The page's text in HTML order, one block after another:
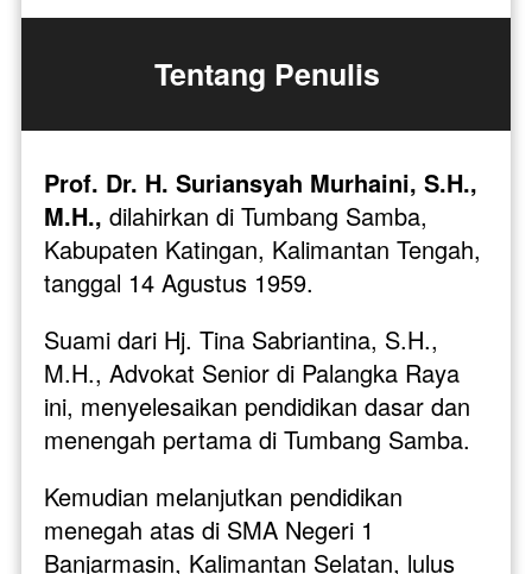
Tentang Penulis
Prof. Dr. H. Suriansyah Murhaini, S.H.,
M.H., dilahirkan di Tumbang Samba,
Kabupaten Katingan, Kalimantan Tengah,
tanggal 14 Agustus 1959.
Suami dari Hj. Tina Sabriantina, S.H.,
M.H., Advokat Senior di Palangka Raya
ini, menyelesaikan pendidikan dasar dan
menengah pertama di Tumbang Samba.
Kemudian melanjutkan pendidikan
menegah atas di SMA Negeri 1
Banjarmasin, Kalimantan Selatan, lulus